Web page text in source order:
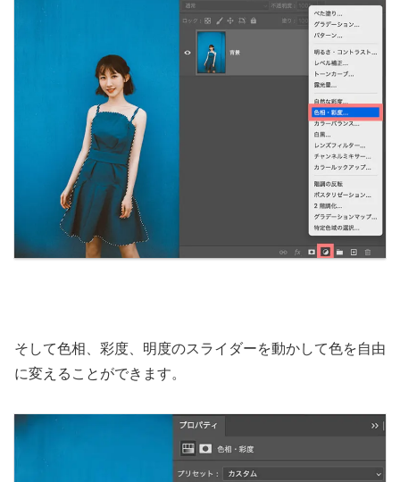
そして色相、彩度、明度のスライダーを動かして色を自由
に変えることができます。